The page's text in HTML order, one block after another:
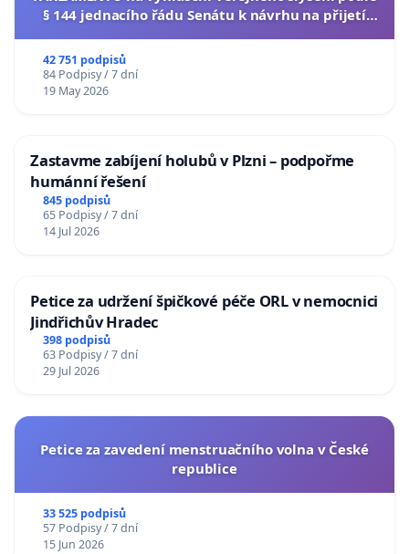
§ 144 jednacího řádu Senátu k návrhu na přijetí
42 751 podpisů
84 Podpisy / 7 dní
19 May 2026
Zastavme zabíjení holubů v Plzni – podpořme
humánní řešení
845 podpisů
65 Podpisy / 7 dní
14 Jul 2026
Petice za udržení špičkové péče ORL v nemocnici
Jindřichův Hradec
398 podpisů
63 Podpisy / 7 dní
29 Jul 2026
Petice za zavedení menstruačního volna v České
republice
33 525 podpisů
57 Podpisy / 7 dní
15 Jun 2026